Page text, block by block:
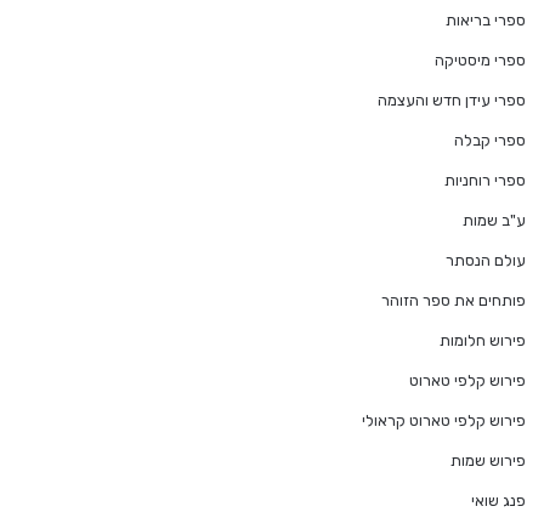
ספרי בריאות
ספרי מיסטיקה
ספרי עידן חדש והעצמה
ספרי קבלה
ספרי רוחניות
ע"ב שמות
עולם הנסתר
פותחים את ספר הזוהר
פירוש חלומות
פירוש קלפי טארוט
פירוש קלפי טארוט קראולי
פירוש שמות
פנג שואי